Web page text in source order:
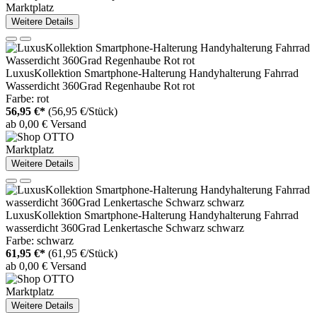
Marktplatz
Weitere Details
LuxusKollektion Smartphone-Halterung Handyhalterung Fahrrad
Wasserdicht 360Grad Regenhaube Rot rot
Farbe: rot
56,95 €* (56,95 €/Stück)
ab 0,00 € Versand
Marktplatz
Weitere Details
LuxusKollektion Smartphone-Halterung Handyhalterung Fahrrad
wasserdicht 360Grad Lenkertasche Schwarz schwarz
Farbe: schwarz
61,95 €* (61,95 €/Stück)
ab 0,00 € Versand
Marktplatz
Weitere Details